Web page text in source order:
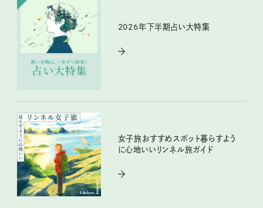
2026年下半期占い大特集
女子旅おすすめスポット暮らすよう
に心地いいリンネル旅ガイド